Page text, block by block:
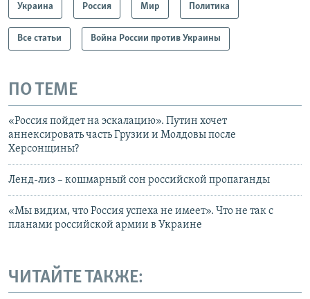
Украина Россия Мир Политика
Все статьи Война России против Украины
ПО ТЕМЕ
«Россия пойдет на эскалацию». Путин хочет
аннексировать часть Грузии и Молдовы после
Херсонщины?
Ленд-лиз – кошмарный сон российской пропаганды
«Мы видим, что Россия успеха не имеет». Что не так с
планами российской армии в Украине
ЧИТАЙТЕ ТАКЖЕ: